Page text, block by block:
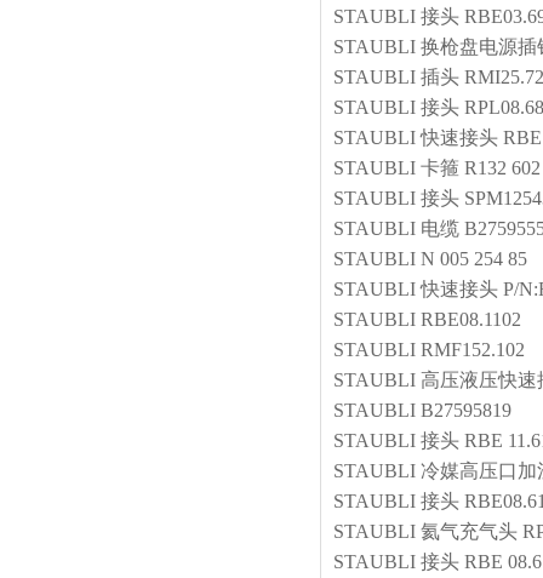
STAUBLI 接头
STAUBLI 换枪盘电源插
STAUBLI 插头
STAUBLI 接头
STAUBLI 快速接头
STAUBLI 卡箍 R132
STAUBLI 接头
STAUBLI 电缆
STAUBLI N 005 254 85
STAUBLI 快速接头 P/
STAUBLI RBE08.1102
STAUBLI RMF152.102
STAUBLI 高压液压快速
STAUBLI B27595819
STAUBLI 接头 RBE
STAUBLI 冷媒高压口加
STAUBLI 接头
STAUBLI 氦气充气头
STAUBLI 接头 RBE